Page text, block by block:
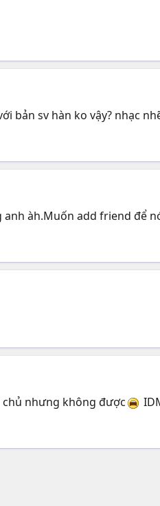
bản sv hàn ko vậy? nhạc
àh.Muốn add friend để
nhưng không được